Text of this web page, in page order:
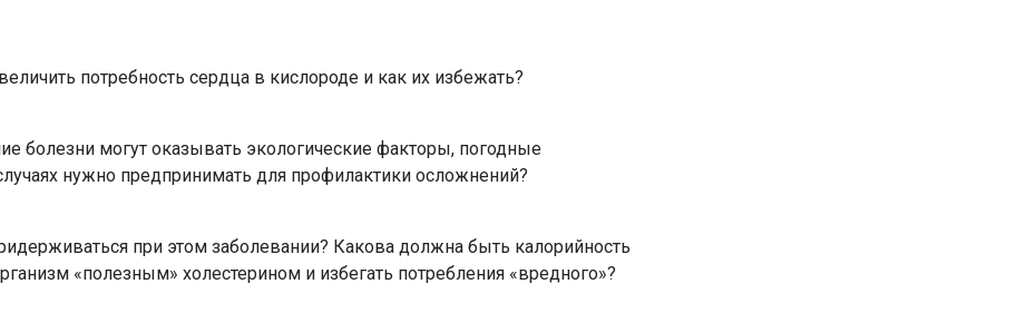
потребность сердца в кислороде и как их избежать?
болезни могут оказывать экологические факторы, погодные
нужно предпринимать для профилактики осложнений?
при этом заболевании? Какова должна быть калорийность
«полезным» холестерином и избегать потребления «вредного»?